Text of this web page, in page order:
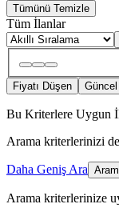
Tümünü Temizle
Tüm İlanlar
Fiyatı Düşen
Bu Kriterlere Uygun
Arama kriterlerinizi
Daha Geniş Ara
Arama kriterlerinize